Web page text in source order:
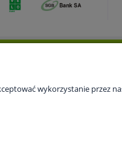
Bądź na bieżąco z promocjami.
wykorzystanie przez